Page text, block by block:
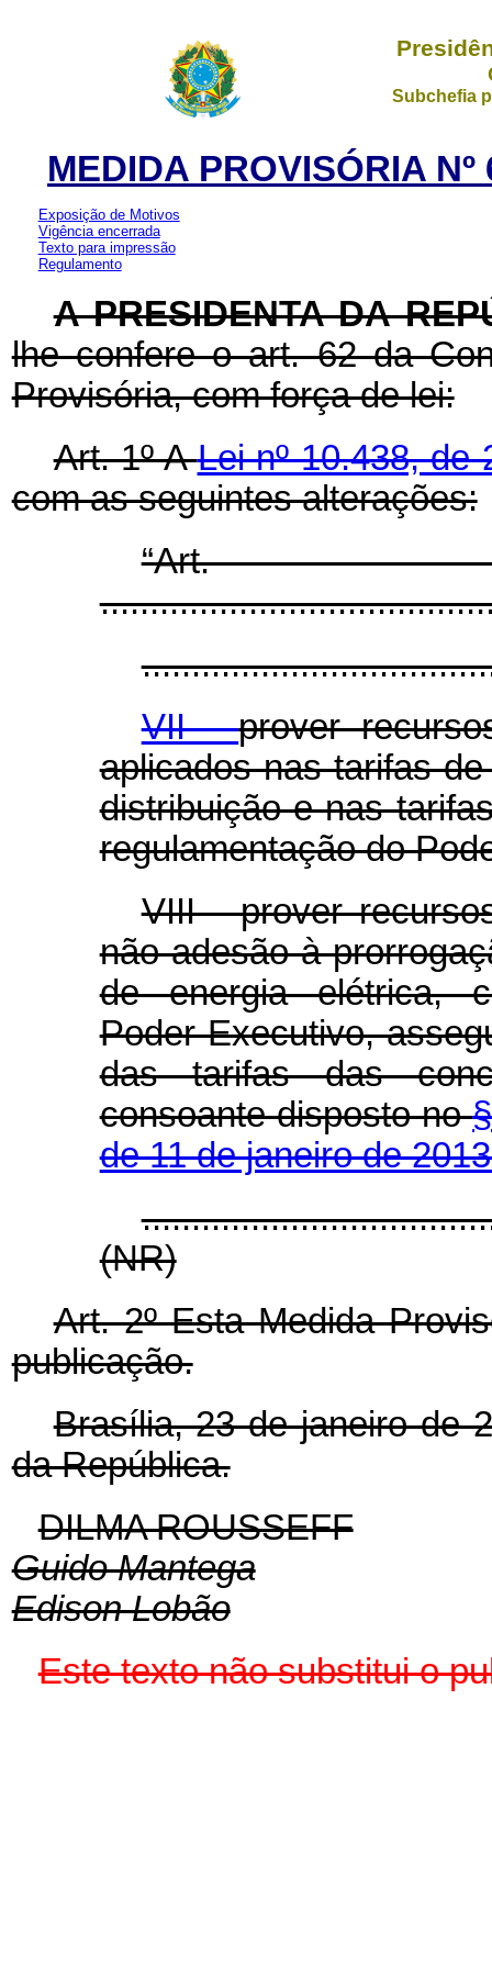
Subchefia
MEDIDA PROVISÓRIA
Exposição de Motivos
Vigência encerrada
Texto para impressão
Regulamento
A PRESIDENTA DA
lhe confere o art. 62 da
Provisória, com força de lei:
Art. 1º ALei nº 10.438,
com as seguintes alterações:
VII -prover
aplicados nas tarifas
distribuição e nas
regulamentação do
VIII - prover
não adesão à
de energia elétrica,
Poder Executivo,
das tarifas das
consoante disposto no
de 11 de janeiro de
(NR)
Art. 2º Esta Medida
publicação.
Brasília, 23 de janeiro de
da República.
DILMA ROUSSEFF
Guido Mantega
Edison Lobão
Este texto não substitui o